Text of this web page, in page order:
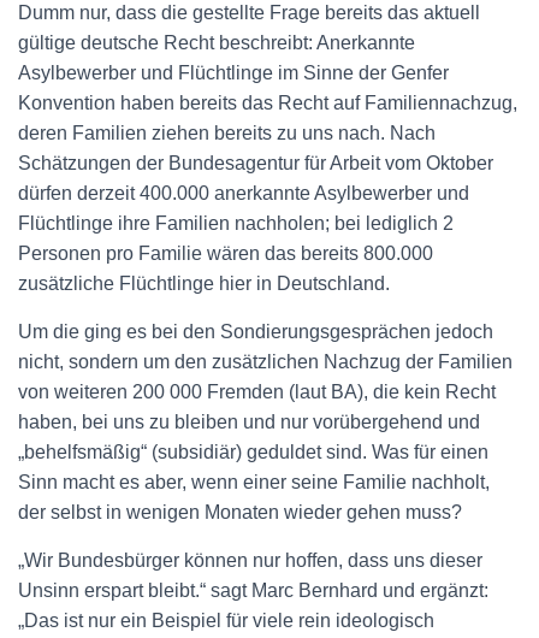
Dumm nur, dass die gestellte Frage bereits das aktuell
gültige deutsche Recht beschreibt: Anerkannte
Asylbewerber und Flüchtlinge im Sinne der Genfer
Konvention haben bereits das Recht auf Familiennachzug,
deren Familien ziehen bereits zu uns nach. Nach
Schätzungen der Bundesagentur für Arbeit vom Oktober
dürfen derzeit 400.000 anerkannte Asylbewerber und
Flüchtlinge ihre Familien nachholen; bei lediglich 2
Personen pro Familie wären das bereits 800.000
zusätzliche Flüchtlinge hier in Deutschland.
Um die ging es bei den Sondierungsgesprächen jedoch
nicht, sondern um den zusätzlichen Nachzug der Familien
von weiteren 200 000 Fremden (laut BA), die kein Recht
haben, bei uns zu bleiben und nur vorübergehend und
„behelfsmäßig“ (subsidiär) geduldet sind. Was für einen
Sinn macht es aber, wenn einer seine Familie nachholt,
der selbst in wenigen Monaten wieder gehen muss?
„Wir Bundesbürger können nur hoffen, dass uns dieser
Unsinn erspart bleibt.“ sagt Marc Bernhard und ergänzt:
„Das ist nur ein Beispiel für viele rein ideologisch